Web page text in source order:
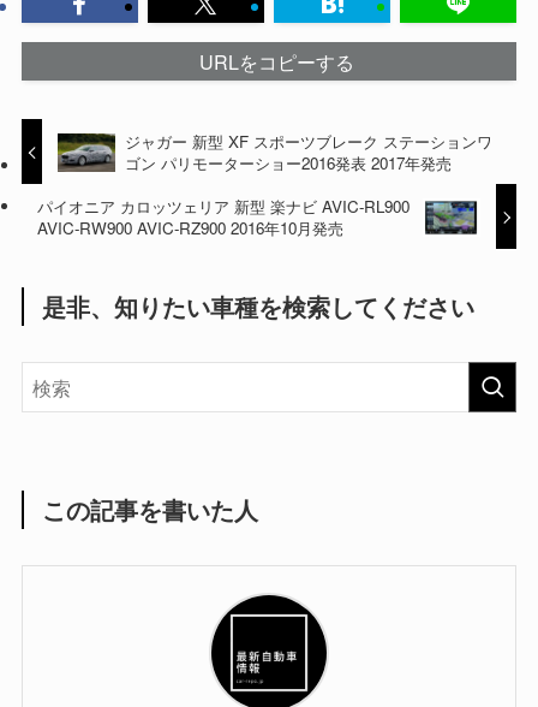
URLをコピーする
ジャガー 新型 XF スポーツブレーク ステーションワ
ゴン パリモーターショー2016発表 2017年発売
パイオニア カロッツェリア 新型 楽ナビ AVIC-RL900
AVIC-RW900 AVIC-RZ900 2016年10月発売
是非、知りたい車種を検索してください
この記事を書いた人